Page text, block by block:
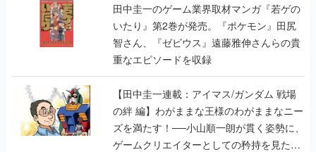
田中圭一のゲーム業界取材マンガ『若ゲの
いたり』第2巻が発売。『ポケモン』田尻
智さん、『ゼビウス』遠藤雅伸さんらの貴
重なエピソードを収録
【田中圭一連載：アイマス/ガンダム 戦場
の絆 編】わがままな王様のわがままなニー
ズを満たす！──小山順一朗が貫く姿勢に、
ゲームクリエイターとしての矜持を見た